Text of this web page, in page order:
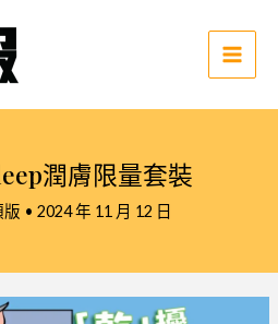
Main
潤膚限量套裝
版 • 2024 年 11 月 12 日